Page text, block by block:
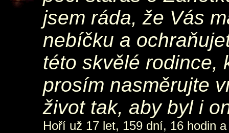
jsem ráda, že Vás
nebíčku a
této skvělé rodince,
prosím nasměrujte
život tak, aby byl i
Hoří už 17 let, 159 dní, 16 hodin